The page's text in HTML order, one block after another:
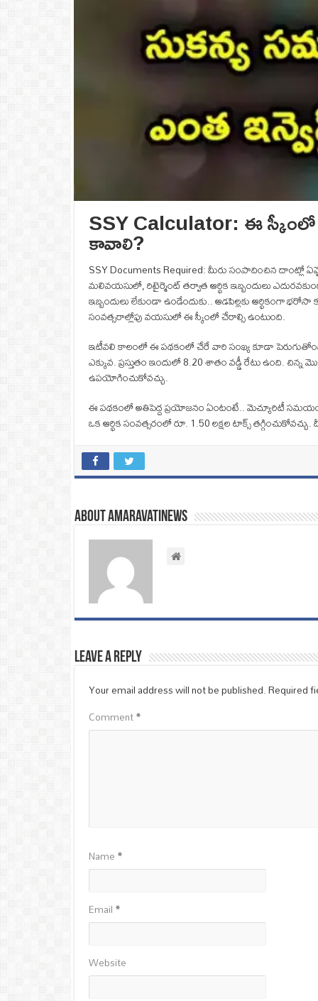
SSY Calculator: ఈ స్కీంలో
కావాలి?
SSY Documents Required: మీరు సంపాదించిన దాంట్లో
మలివయసులో, రిటైర్మెంట్ తర్వాత ఆర్థిక ఇబ్బందులు
ఇబ్బందులు లేకుండా ఉండేందుకు.. ఆడపిల్లకు ఆర్థికంగా
సంవత్సరాల్లోపు వయసులో ఈ స్కీంలో చేరాల్సి ఉంటుంది.
ఇటీవలి కాలంలో ఈ పథకంలో చేరే వారి సంఖ్య కూడా
ఎక్కువ. ప్రస్తుతం ఇందులో 8.20 శాతం వడ్డీ రేటు ఉంది.
ఉపయోగించుకోవచ్చు.
ఈ పథకంలో అతిపెద్ద ప్రయోజనం ఏంటంటే.. మెచ్యూరిటీ సమయంలో
ఒక ఆర్థిక సంవత్సరంలో రూ. 1.50 లక్షల టాక్స్
About amaravatinews
Leave a Reply
Your email address will not be published.Required
Comment*
Name*
Email*
Website